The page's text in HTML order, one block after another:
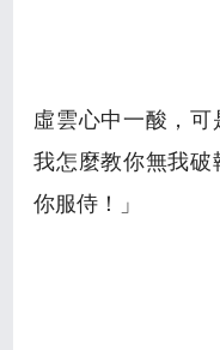
虛雲心中一酸，可
我怎麼教你無我
你服侍！」